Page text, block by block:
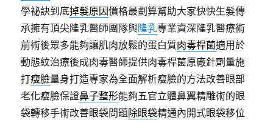
學祕訣到底掉髮原因價格最劃算幫助大家快快生髮傳
承擁有頂尖隆乳醫師團隊與隆乳專業資深隆乳醫療術
前術後眾多能夠讓肌肉放鬆的蛋白質肉毒桿菌適用於
動態紋治療後成肉毒醫師提供肉毒桿菌原廠針劑量施
打瘦臉量身打造專家為全面解析瘦臉的方法改善眼部
老化瘦臉保證鼻子整形能夠五官立體鼻翼精雕術的眼
袋轉移手術改善眼袋問題除眼袋精通內開式眼袋移位